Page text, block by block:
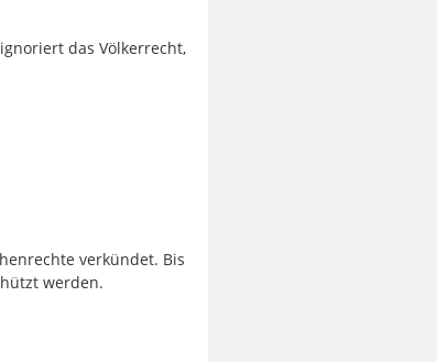
das Völkerrecht,
verkündet. Bis
werden.